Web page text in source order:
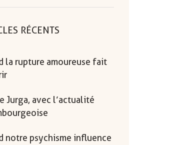
RÉCENTS
la rupture amoureuse fait
Jurga, avec l’actualité
notre psychisme influence